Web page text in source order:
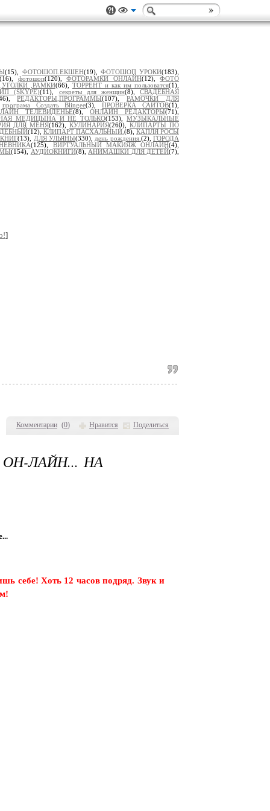
(15), ФОТОШОП.ЕКШЕН(19), ФОТОШОП УРОКИ(183),
(16), фотошоп(120),ФОТОРАМКИ ОНЛАЙН(12),ФОТО
УГОЛКИ ,РАМКИ(66), ТОРРЕНТ и как им пользоватся(1),
(SKYPE)(11), секреты для женщин(8),СВАДЕБНАЯ
РЕДАКТОРЫ,ПРОГРАММЫ(107),РАМОЧКИ ДЛЯ
програма Создать Blingee(3),ПРОВЕРКА САЙТОВ(1),
ТЕЛЕВИДЕНЬЕ(8),ОНЛАЙН РЕДАКТОРЫ(71),
МЕДИЦЫНА И НЕ ТОЛЬКО(153),МУЗЫКАЛЬНЫЕ
ДЛЯ МЕНЯ(162), КУЛИНАРИЯ(260), КЛИПАРТЫ ПО
(12), КЛИПАРТ ПАСХАЛЬНЫЙ. (8), КАПЛЯ РОСЫ
(13), ДЛЯ УЛЬЯНЫ(330), день рождения. (2),ГОРОДА
(125), ВИРТУАЛЬНЫЙ МАКИЯЖ ОНЛАЙН(4),
(154), АУДИОКНИГИ(8), АНИМАШКИ ДЛЯ ДЕТЕЙ(7),
Комментарии (0) Нравится Поделиться
]
ЛАЙН... НА
себе! Хоть 12 часов подряд. Звук и